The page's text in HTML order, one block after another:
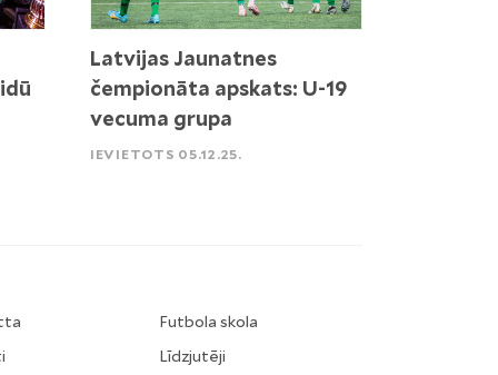
Latvijas Jaunatnes
čempionāta apskats: U-19
vecuma grupa
IEVIETOTS 05.12.25.
Futbola skola
Līdzjutēji